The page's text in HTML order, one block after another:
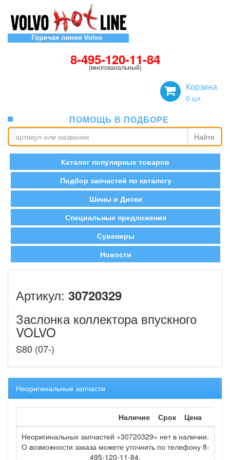
8-495-120-11-84
(многоканальный)
Корзина
0 шт.
ПОМОЩЬ В ПОДБОРЕ
Найти
Каталог популярных товаров
Подбор запчастей по каталогу
Шины и Диски
Специальные предложения
Сувениры
Новости
Артикул: 30720329
Заслонка коллектора впускного
VOLVO
S80 (07-)
Неоригинальные запчасти
Наличие Срок
Цена
Неоригинальных запчастей «30720329» нет в наличии.
О возможности заказа можете уточнить по телефону 8-
495-120-11-84.